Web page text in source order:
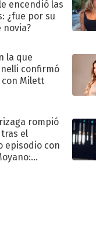
encendió las
¿fue por su
novia?
la que
confirmó
con Milett
rompió
el
episodio con